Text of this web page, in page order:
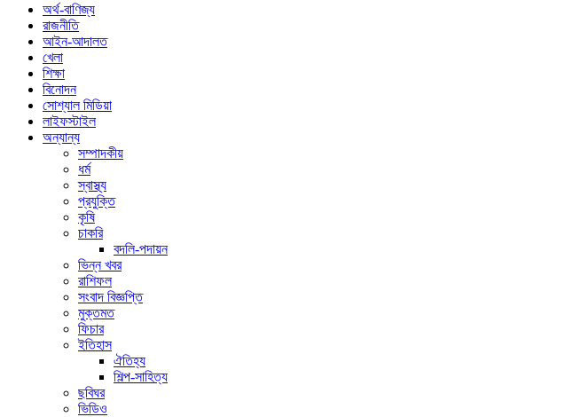
অর্থ-বাণিজ্য
রাজনীতি
আইন-আদালত
খেলা
শিক্ষা
বিনোদন
সোশ্যাল মিডিয়া
লাইফস্টাইল
অন্যান্য
সম্পাদকীয়
ধর্ম
স্বাস্থ্য
প্রযুক্তি
কৃষি
চাকরি
বদলি-পদায়ন
ভিন্ন খবর
রাশিফল
সংবাদ বিজ্ঞপ্তি
মুক্তমত
ফিচার
ইতিহাস
ঐতিহ্য
শিল্প-সাহিত্য
ছবিঘর
ভিডিও